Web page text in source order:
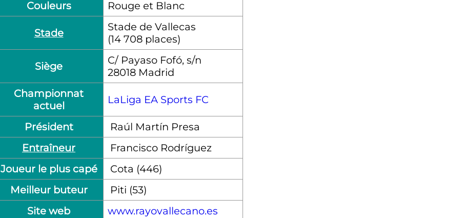
Couleurs
Rouge et Blanc
Stade
Stade de Vallecas
(14 708 places)
Siège
C/ Payaso Fofó, s/n
28018 Madrid
Championnat
actuel
LaLiga EA Sports FC
Président
Raúl Martín Presa
Entraîneur
Francisco Rodríguez
Joueur le plus capé
Cota (446)
Meilleur buteur
Piti (53)
Site web
www.rayovallecano.es